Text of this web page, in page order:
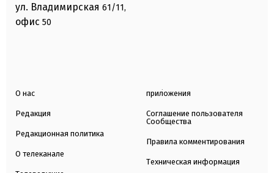
ул. Владимирская 61/11,
офис 50
О нас
Редакция
Редакционная политика
О телеканале
приложения
Соглашение пользователя
Сообщества
Правила комментирования
Техническая информация